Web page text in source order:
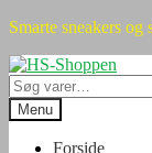
Smarte sneakers
Spring
til
navigation
Spring
til
indhold
Søg
efter:
Menu
Forside